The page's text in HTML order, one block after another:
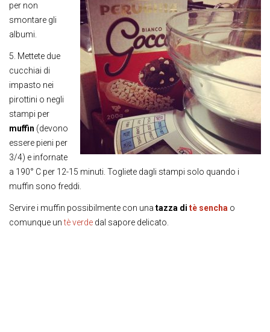
per non
smontare gli
albumi.
5. Mettete due
cucchiai di
impasto nei
pirottini o negli
stampi per
muffin (devono
essere pieni per
3/4) e infornate
a 190° C per 12-15 minuti. Togliete dagli stampi solo quando i
muffin sono freddi.
Servire i muffin possibilmente con una tazza di tè sencha o
comunque untè verde dal sapore delicato.